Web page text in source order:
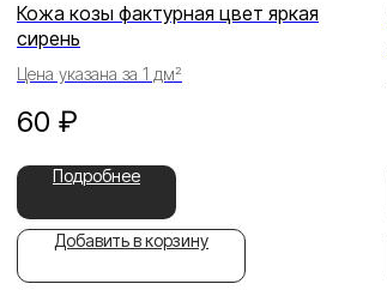
Кожа козы фактурная цвет яркая
сирень
Цена указана за 1 дм²
60 ₽
Подробнее
Добавить в корзину